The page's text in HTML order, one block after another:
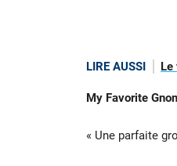
LIRE AUSSI Le
My Favorite
« Une parfaite